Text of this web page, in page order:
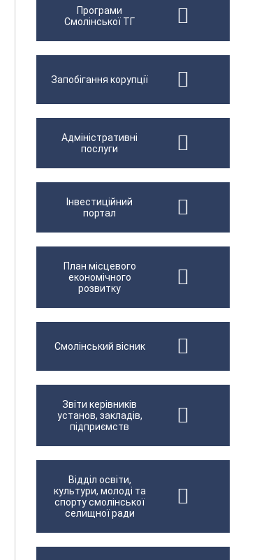
Програми
Смолінської ТГ
Запобігання корупції
Адміністративні
послуги
Інвестиційний
портал
План місцевого
економічного
розвитку
Смолінський вісник
Звіти керівників
установ, закладів,
підприємств
Відділ освіти,
культури, молоді та
спорту смолінської
селищної ради